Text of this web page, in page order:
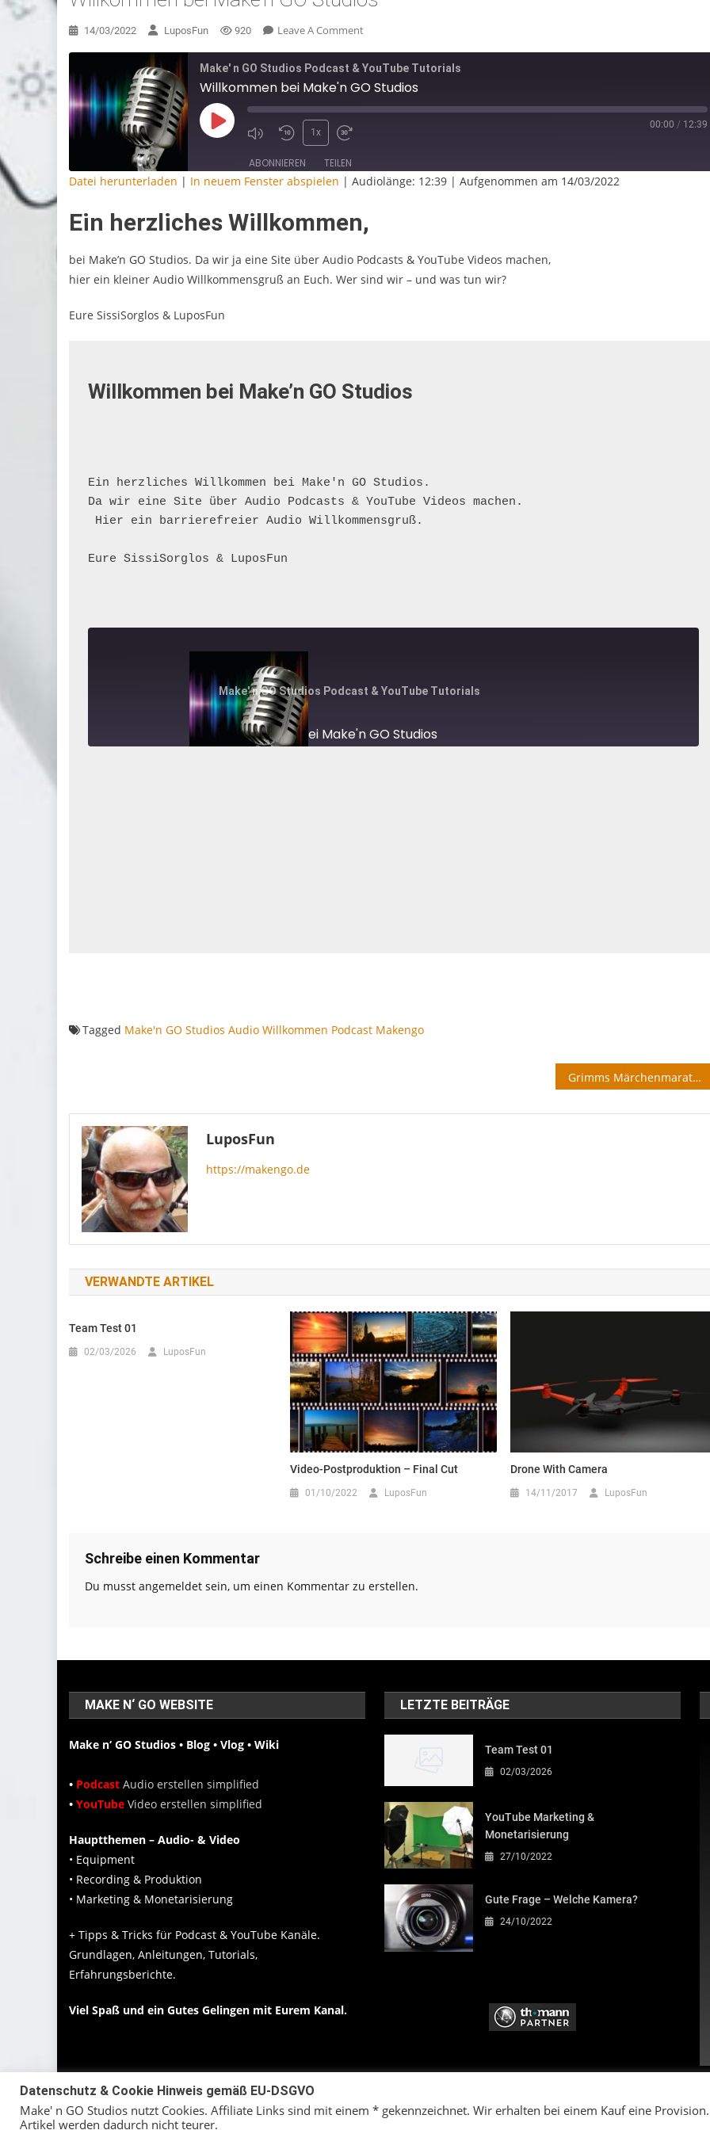
14/03/2022 LuposFun 920 Leave A CommentOn
Bei
Make’n
Make' n GO Studios Podcast & YouTube Tutorials
Willkommen bei Make'n GO Studios
Play
Episode Mute/Unmute
Rewind
10
Seconds
1x
Fast
30
seconds
00:00 / 12:39
ABONNIEREN TEILEN
RSS FEED
EMBED
Datei herunterladen | In neuem Fenster abspielen | Audiolänge: 12:39 | Aufgenommen am 14/03/2022
Ein herzliches Willkommen,
bei Make’n GO Studios. Da wir ja eine Site über Audio Podcasts & YouTube Videos machen,
hier ein kleiner Audio Willkommensgruß an Euch. Wer sind wir – und was tun wir?
Eure SissiSorglos & LuposFun
Willkommen bei Make’n GO Studios
Ein herzliches Willkommen bei Make'n GO Studios.
Da wir eine Site über Audio Podcasts & YouTube Videos machen.
Hier ein barrierefreier Audio Willkommensgruß.
Eure SissiSorglos & LuposFun
Make' n GO Studios Podcast & YouTube Tutorials
Willkommen bei Make'n GO Studios
							LINK
							EMBED
Tagged Make'n GO Studios Audio Willkommen Podcast Makengo
Grimms Märchenmarathon Episode 1-10
LuposFun
https://makengo.de
VERWANDTE ARTIKEL
Team Test 01
02/03/2026 LuposFun
Video-Postproduktion – Final Cut
01/10/2022 LuposFun
Drone With Camera
14/11/2017 LuposFun
Schreibe einen Kommentar
Du musst angemeldet sein, um einen Kommentar zu erstellen.
MAKE N‘ GO WEBSITE
Make n‘ GO Studios • Blog • Vlog • Wiki
• PodcastAudio erstellen simplified
•YouTubeVideo erstellen simplified
Hauptthemen – Audio- & Video
• Equipment
• Recording & Produktion
• Marketing & Monetarisierung
+ Tipps & Tricks für Podcast & YouTube Kanäle.
Grundlagen, Anleitungen, Tutorials,
Erfahrungsberichte.
Viel Spaß und ein Gutes Gelingen mit Eurem Kanal.
LETZTE BEITRÄGE
Team Test 01
02/03/2026
YouTube Marketing &
Monetarisierung
27/10/2022
Gute Frage – Welche Kamera?
24/10/2022
Datenschutz & Cookie Hinweis gemäß EU-DSGVO
Make' n GO Studios nutzt Cookies. Affiliate Links sind mit einem * gekennzeichnet. Wir erhalten bei einem Kauf eine Provision.
Artikel werden dadurch nicht teurer.